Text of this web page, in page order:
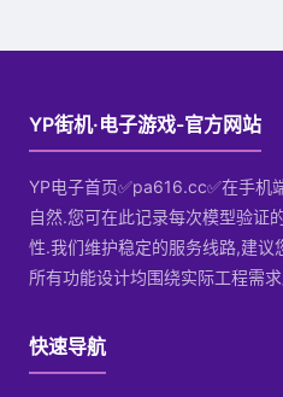
YP街机·电子游戏-官方网站
YP电子首页✅pa616.cc✅在手机
自然.您可在此记录每次模型验证
性.我们维护稳定的服务线路,建议
所有功能设计均围绕实际工程需
快速导航